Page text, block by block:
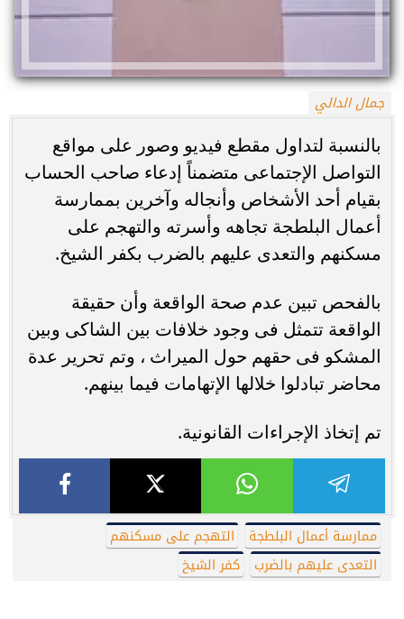
جمال الدالي
بالنسبة لتداول مقطع فيديو وصور على مواقع
التواصل الإجتماعى متضمناً إدعاء صاحب الحساب
بقيام أحد الأشخاص وأنجاله وآخرين بممارسة
أعمال البلطجة تجاهه وأسرته والتهجم على
مسكنهم والتعدى عليهم بالضرب بكفر الشيخ.
بالفحص تبين عدم صحة الواقعة وأن حقيقة
الواقعة تتمثل فى وجود خلافات بين الشاكى وبين
المشكو فى حقهم حول الميراث ، وتم تحرير عدة
محاضر تبادلوا خلالها الإتهامات فيما بينهم.
تم إتخاذ الإجراءات القانونية.
ممارسة أعمال البلطجة
التهجم على مسكنهم
التعدى عليهم بالضرب
كفر الشيخ